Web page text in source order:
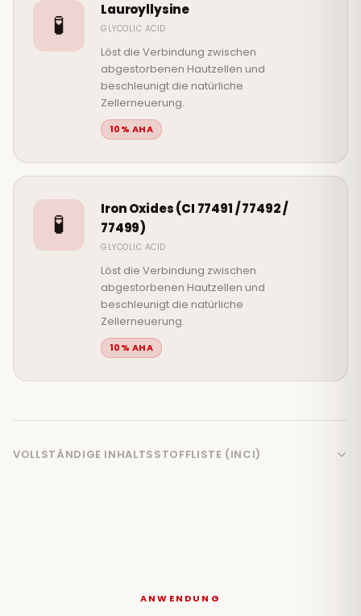
🧪
Lauroyllysine
GLYCOLIC ACID
Löst die Verbindung zwischen
abgestorbenen Hautzellen und
beschleunigt die natürliche
Zellerneuerung.
10% AHA
🧪
Iron Oxides (CI 77491 / 77492 /
77499)
GLYCOLIC ACID
Löst die Verbindung zwischen
abgestorbenen Hautzellen und
beschleunigt die natürliche
Zellerneuerung.
10% AHA
VOLLSTÄNDIGE INHALTSSTOFFLISTE (INCI)
ANWENDUNG